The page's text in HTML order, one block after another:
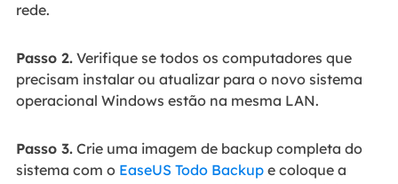
rede.
Passo 2.Verifique se todos os computadores que
precisam instalar ou atualizar para o novo sistema
operacional Windows estão na mesma LAN.
Passo 3.Crie uma imagem de backup completa do
sistema com o EaseUS Todo Backupe coloque a